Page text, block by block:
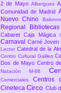
2 de Mayo Albergues
Comunidad de Madrid
Nuevo Chino
Regional
Bibliotecas
CabaretCaja Mágica
Carnaval Carné Joven
LectorCatedral de la
Centro Cultural Galileo
Dos de Mayo Centro
Natación M-86
ComercialesCentros
CinetecaCirco Club